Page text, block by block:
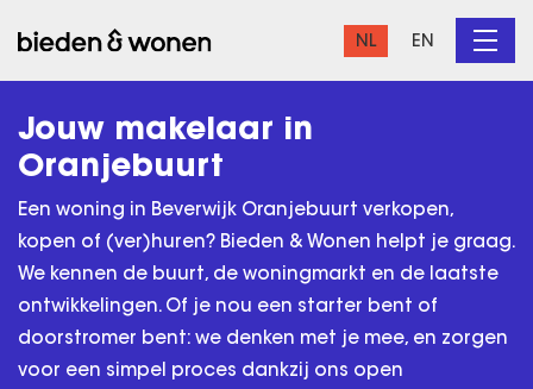
NL EN
Jouw makelaar in
Oranjebuurt
Een woning in Beverwijk Oranjebuurt verkopen,
kopen of (ver)huren? Bieden & Wonen helpt je graag.
We kennen de buurt, de woningmarkt en de laatste
ontwikkelingen. Of je nou een starter bent of
doorstromer bent: we denken met je mee, en zorgen
voor een simpel proces dankzij ons open